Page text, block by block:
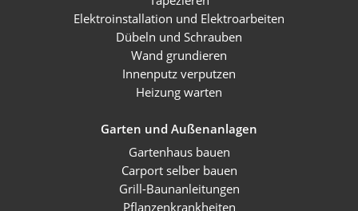
Elektroinstallation und Elektroarbeiten
Dübeln und Schrauben
Wand grundieren
Innenputz verputzen
Heizung warten
Garten und Außenanlagen
Gartenhaus bauen
Carport selber bauen
Grill-Baunanleitungen
Pflanzenkrankheiten